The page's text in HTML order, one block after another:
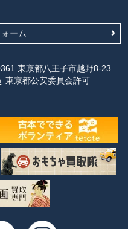
ーム
東京都八王子市越野8-23
東京都公安委員会許可